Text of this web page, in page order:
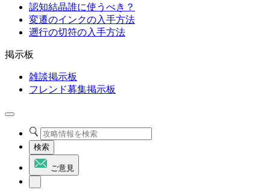
認知結晶誰に使うべき？
変遷のインクの入手方法
遡行の切符の入手方法
掲示板
雑談掲示板
フレンド募集掲示板
検索
ご意見